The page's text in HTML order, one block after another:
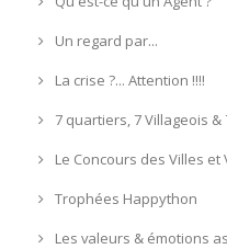
Un regard par...
La crise ?... Attention !!!!
7 quartiers, 7 Villageois &
Le Concours des Villes
Trophées Happython
Les valeurs & émotions